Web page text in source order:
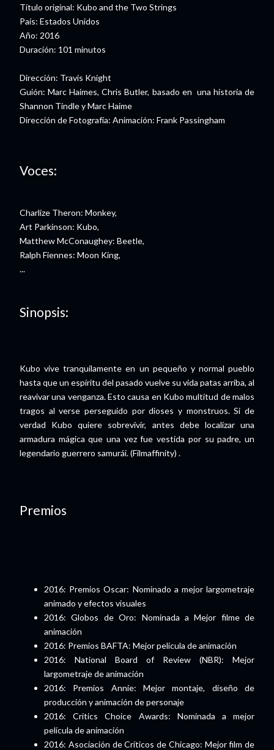
Título original: Kubo and the Two Strings
País: Estados Unidos
Año: 2016
Duración: 101 minutos
Dirección: Travis Knight
Guión: Marc Haimes, Chris Butler, basado en una historia de
Shannon Tindle y Marc Haime
Dirección de Fotografía: Animación: Frank Passingham
Voces:
Charlize Theron: Monkey,
Art Parkinson: Kubo,
Matthew McConaughey: Beetle,
Ralph Fiennes: Moon King,
...
Sinopsis:
Kubo vive tranquilamente en un pequeño y normal pueblo
hasta que un espíritu del pasado vuelve su vida patas arriba, al
reavivar una venganza. Esto causa en Kubo multitud de malos
tragos al verse perseguido por dioses y monstruos. Si de
verdad Kubo quiere sobrevivir, antes debe localizar una
armadura mágica que una vez fue vestida por su padre, un
legendario guerrero samurái. (Filmaffinity) .
Premios
2016: Premios Oscar: Nominado a mejor largometraje
animado y efectos visuales
2016: Globos de Oro: Nominada a Mejor filme de
animación
2016: Premios BAFTA: Mejor película de animación
2016: National Board of Review (NBR): Mejor
largometraje de animación
2016: Premios Annie: Mejor montaje, diseño de
producción y animación de personaje
2016: Critics Choice Awards: Nominada a mejor
película de animación
2016: Asociación de Críticos de Chicago: Mejor film de